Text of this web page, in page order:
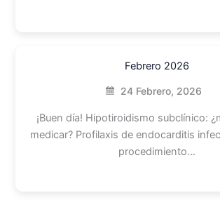
Febrero 2026
24 Febrero, 2026
¡Buen día! Hipotiroidismo subclínico:
medicar? Profilaxis de endocarditis
procedimiento…